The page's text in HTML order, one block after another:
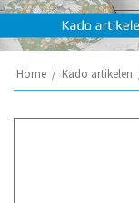
Home / Kado artikelen